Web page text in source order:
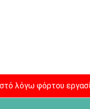
λόγω φόρτου